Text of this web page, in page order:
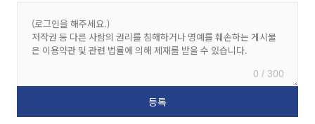
0 / 300